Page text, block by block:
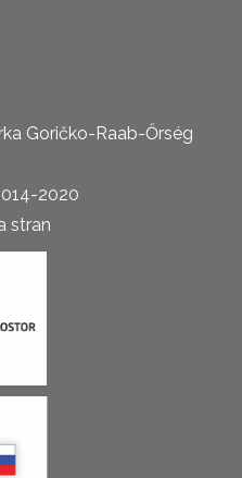
Goričko-Raab-Őrség
2020
stran